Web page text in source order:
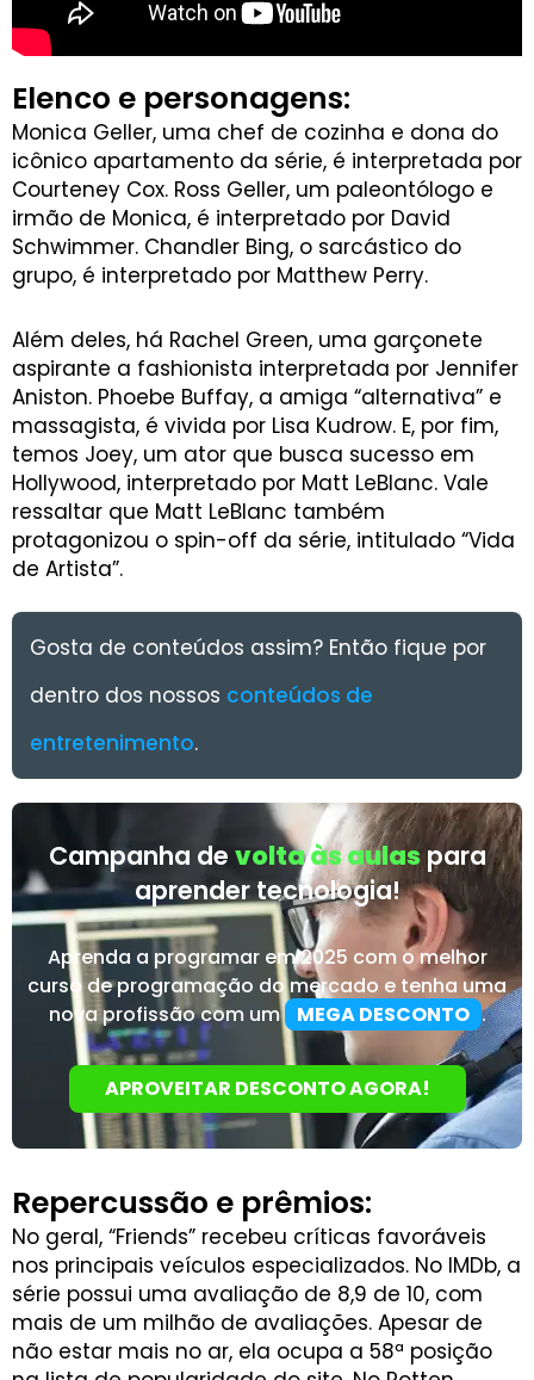
Elenco e personagens:
Monica Geller, uma chef de cozinha e dona do
icônico apartamento da série, é interpretada por
Courteney Cox. Ross Geller, um paleontólogo e
irmão de Monica, é interpretado por David
Schwimmer. Chandler Bing, o sarcástico do
grupo, é interpretado por Matthew Perry.
Além deles, há Rachel Green, uma garçonete
aspirante a fashionista interpretada por Jennifer
Aniston. Phoebe Buffay, a amiga “alternativa” e
massagista, é vivida por Lisa Kudrow. E, por fim,
temos Joey, um ator que busca sucesso em
Hollywood, interpretado por Matt LeBlanc. Vale
ressaltar que Matt LeBlanc também
protagonizou o spin-off da série, intitulado “Vida
de Artista”.
Gosta de conteúdos assim? Então fique por
dentro dos nossos conteúdos de
entretenimento.
Campanha de volta às aulaspara
aprender tecnologia!
Aprenda a programar em 2025 com o melhor
curso de programação do mercado e tenha uma
nova profissão com um MEGA DESCONTO .
APROVEITAR DESCONTO AGORA!
Repercussão e prêmios:
No geral, “Friends” recebeu críticas favoráveis
nos principais veículos especializados. No IMDb, a
série possui uma avaliação de 8,9 de 10, com
mais de um milhão de avaliações. Apesar de
não estar mais no ar, ela ocupa a 58ª posição